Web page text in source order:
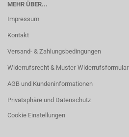
MEHR ÜBER...
Impressum
Kontakt
Versand- & Zahlungsbedingungen
Widerrufsrecht & Muster-Widerrufsformular
AGB und Kundeninformationen
Privatsphäre und Datenschutz
Cookie Einstellungen